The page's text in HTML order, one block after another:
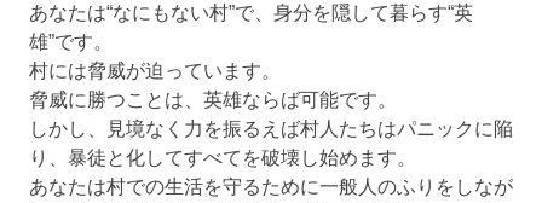
あなたは“なにもない村”で、身分を隠して暮らす“英
雄”です。
村には脅威が迫っています。
脅威に勝つことは、英雄ならば可能です。
しかし、見境なく力を振るえば村人たちはパニックに陥
り、暴徒と化してすべてを破壊し始めます。
あなたは村での生活を守るために一般人のふりをしなが